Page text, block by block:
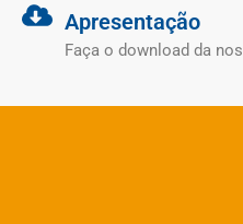
Apresentação
Faça o download da